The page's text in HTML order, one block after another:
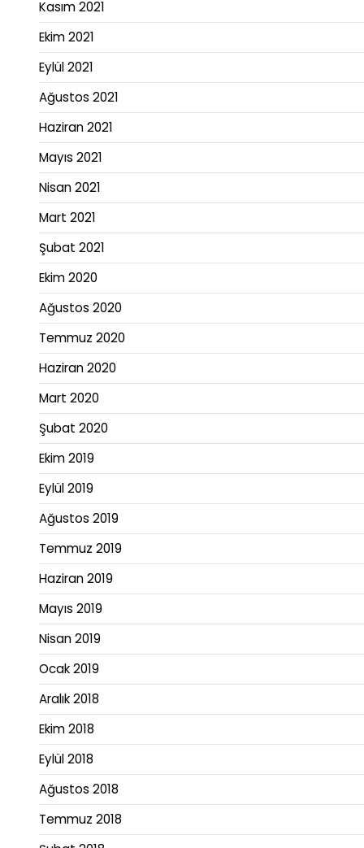
Kasım 2021
Ekim 2021
Eylül 2021
Ağustos 2021
Haziran 2021
Mayıs 2021
Nisan 2021
Mart 2021
Şubat 2021
Ekim 2020
Ağustos 2020
Temmuz 2020
Haziran 2020
Mart 2020
Şubat 2020
Ekim 2019
Eylül 2019
Ağustos 2019
Temmuz 2019
Haziran 2019
Mayıs 2019
Nisan 2019
Ocak 2019
Aralık 2018
Ekim 2018
Eylül 2018
Ağustos 2018
Temmuz 2018